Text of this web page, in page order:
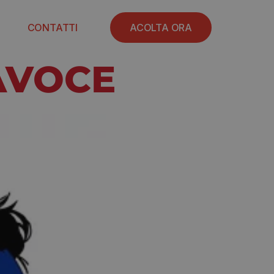
CONTATTI ACOLTA ORA